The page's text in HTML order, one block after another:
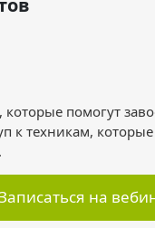
помогут
к техникам,
на